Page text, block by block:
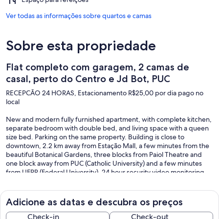
Ver todas as informações sobre quartos e camas
Sobre esta propriedade
Flat completo com garagem, 2 camas de
casal, perto do Centro e Jd Bot, PUC
RECEPCÃO 24 HORAS, Estacionamento R$25,00 por dia pago no
local
New and modern fully furnished apartment, with complete kitchen,
separate bedroom with double bed, and living space with a queen
size bed. Parking on the same property. Building is close to
downtown, 2.2 km away from Estação Mall, a few minutes from the
beautiful Botanical Gardens, three blocks from Paiol Theatre and
one block away from PUC (Catholic University) and a few minutes
from UFPR (Federal University). 24 hour security video monitoring,
business, students, or families.
450m from Paiol Theatre (stop for the Tourist Bus Line that stops at
all the touristic spots in Curitiba)
Adicione as datas e descubra os preços
Check-in Check-out